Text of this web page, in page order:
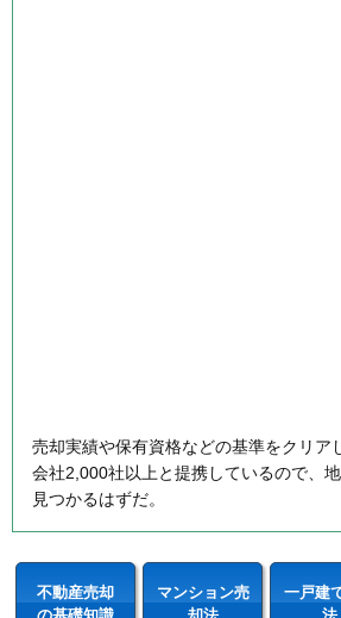
売却実績や保有資格などの基準をクリア
会社2,000社以上と提携しているので、
見つかるはずだ。
不動産売却
マンション売
一戸建